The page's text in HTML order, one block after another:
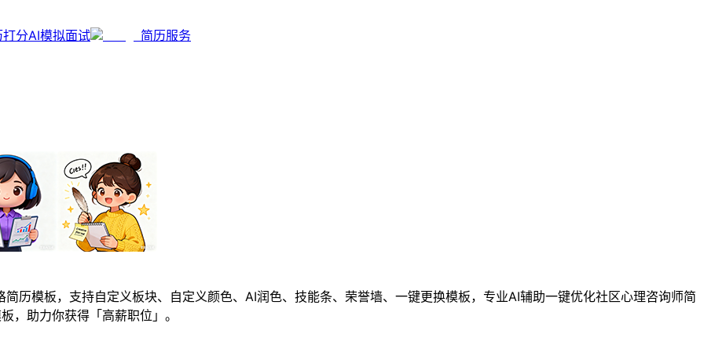
分AI模拟面试 简历服务
历模板，支持自定义板块、自定义颜色、AI润色、技能条、荣誉墙、一键更换模板，专业AI辅助一键优化社区心理咨询师简
，助力你获得「高薪职位」。